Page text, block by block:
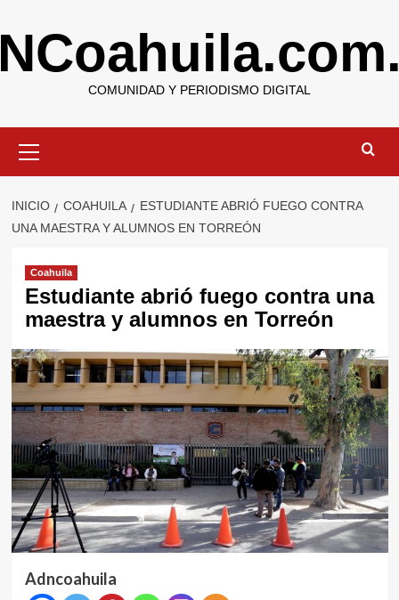
al
contenido
COMUNIDAD Y PERIODISMO DIGITAL
primario
INICIO COAHUILA
ESTUDIANTE ABRIÓ FUEGO CONTRA
UNA MAESTRA Y ALUMNOS EN TORREÓN
Coahuila
Estudiante abrió fuego contra una
maestra y alumnos en Torreón
Adncoahuila